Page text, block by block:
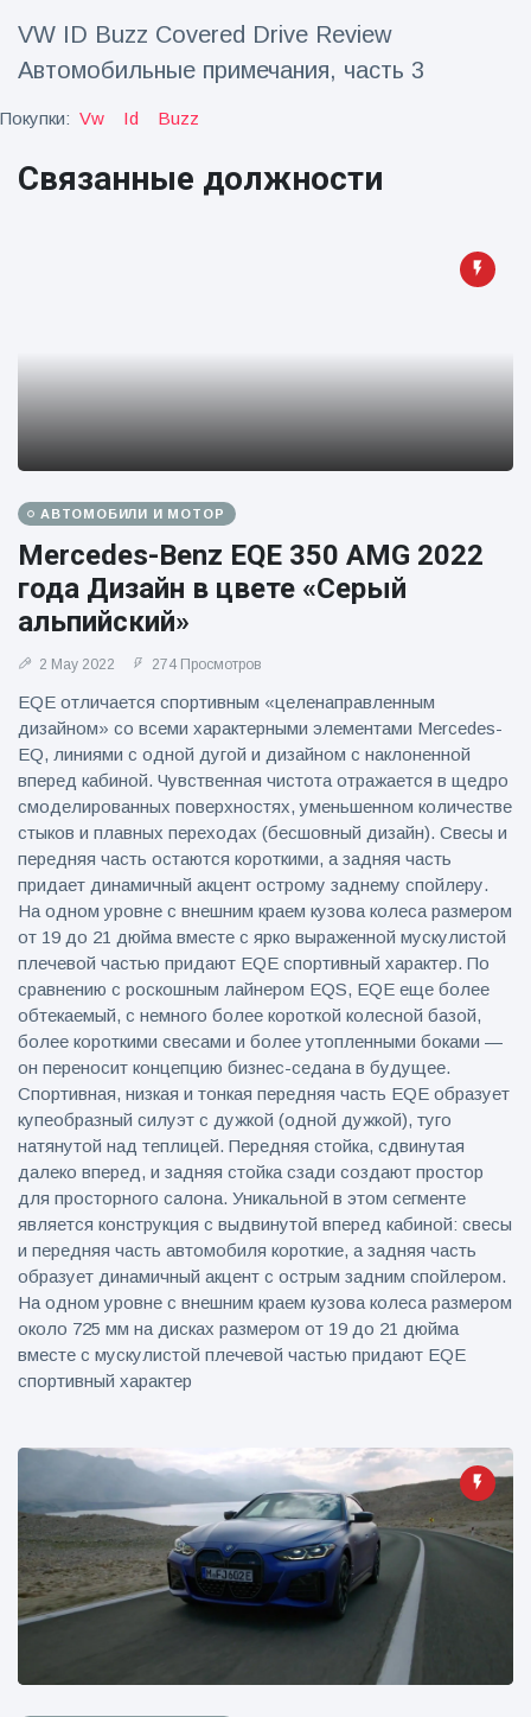
Путешествия и приключения (77)
Последние новости
'Побег'
рождение
первого
низкогорного
за 14 лет
Мужчина из
Флориды
арестован
после запуска
фейерверков из
движущейся
машины
16 July
162
Просмотров
VW ID Buzz Covered Drive Review
Автомобильные примечания, часть 3
Покупки: Vw Id Buzz
Связанные должности
АВТОМОБИЛИ И МОТОР
Mercedes-Benz EQE 350 AMG 2022
года Дизайн в цвете «Серый
альпийский»
2 May 2022 274 Просмотров
EQE отличается спортивным «целенаправленным
дизайном» со всеми характерными элементами Mercedes-
EQ, линиями с одной дугой и дизайном с наклоненной
вперед кабиной. Чувственная чистота отражается в щедро
смоделированных поверхностях, уменьшенном количестве
стыков и плавных переходах (бесшовный дизайн). Свесы и
передняя часть остаются короткими, а задняя часть
придает динамичный акцент острому заднему спойлеру.
На одном уровне с внешним краем кузова колеса размером
от 19 до 21 дюйма вместе с ярко выраженной мускулистой
плечевой частью придают EQE спортивный характер. По
сравнению с роскошным лайнером EQS, EQE еще более
обтекаемый, с немного более короткой колесной базой,
более короткими свесами и более утопленными боками —
он переносит концепцию бизнес-седана в будущее.
Спортивная, низкая и тонкая передняя часть EQE образует
купеобразный силуэт с дужкой (одной дужкой), туго
натянутой над теплицей. Передняя стойка, сдвинутая
далеко вперед, и задняя стойка сзади создают простор
для просторного салона. Уникальной в этом сегменте
является конструкция с выдвинутой вперед кабиной: свесы
и передняя часть автомобиля короткие, а задняя часть
образует динамичный акцент с острым задним спойлером.
На одном уровне с внешним краем кузова колеса размером
около 725 мм на дисках размером от 19 до 21 дюйма
вместе с мускулистой плечевой частью придают EQE
спортивный характер